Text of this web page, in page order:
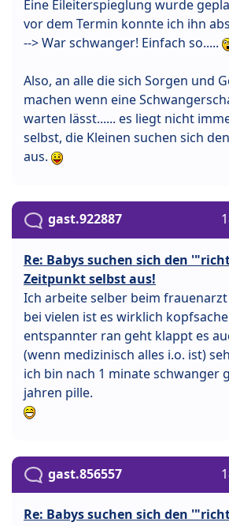
Eine Eileiterspieglung wurde
vor dem Termin konnte ich ihn
--> War schwanger! Einfach so.....
Also, an alle die sich Sorgen und
machen wenn eine
warten lässt...... es liegt nicht
selbst, die Kleinen suchen sich
aus.
gast.922887
Re: Babys suchen sich den
Zeitpunkt selbst aus!
Ich arbeite selber beim
bei vielen ist es wirklich
entspannter ran geht klappt es
(wenn medizinisch alles i.o. ist)
ich bin nach 1 minate schwanger
jahren pille.
gast.856557
Re: Babys suchen sich den